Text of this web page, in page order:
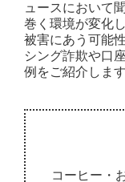
ュースにおいて
巻く環境が変化
被害にあう可能
シング詐欺や口
例をご紹介します
コーヒー・